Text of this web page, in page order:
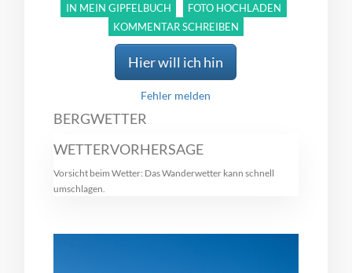
IN MEIN GIPFELBUCH
FOTO HOCHLADEN
KOMMENTAR SCHREIBEN
Hier will ich hin
Fehler melden
BERGWETTER
WETTERVORHERSAGE
Vorsicht beim Wetter: Das Wanderwetter kann schnell
umschlagen.